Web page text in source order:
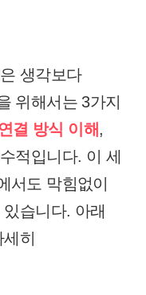
생각보다
위해서는 3가지
연결 방식 이해,
적입니다. 이 세
서도 막힘없이
습니다. 아래
히